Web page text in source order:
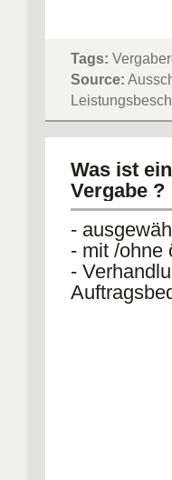
Tags:
Source:
Was ist
Vergabe ?
-
- mit /ohne
-